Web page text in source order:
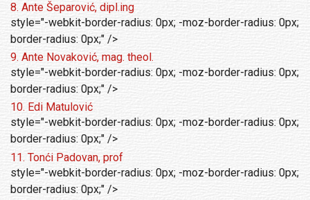
8. Ante Šeparović, dipl.ing
style="-webkit-border-radius: 0px; -moz-border-radius: 0px;
border-radius: 0px;" />
9. Ante Novaković, mag. theol.
style="-webkit-border-radius: 0px; -moz-border-radius: 0px;
border-radius: 0px;" />
10. Edi Matulović
style="-webkit-border-radius: 0px; -moz-border-radius: 0px;
border-radius: 0px;" />
11. Tonći Padovan, prof
style="-webkit-border-radius: 0px; -moz-border-radius: 0px;
border-radius: 0px;" />